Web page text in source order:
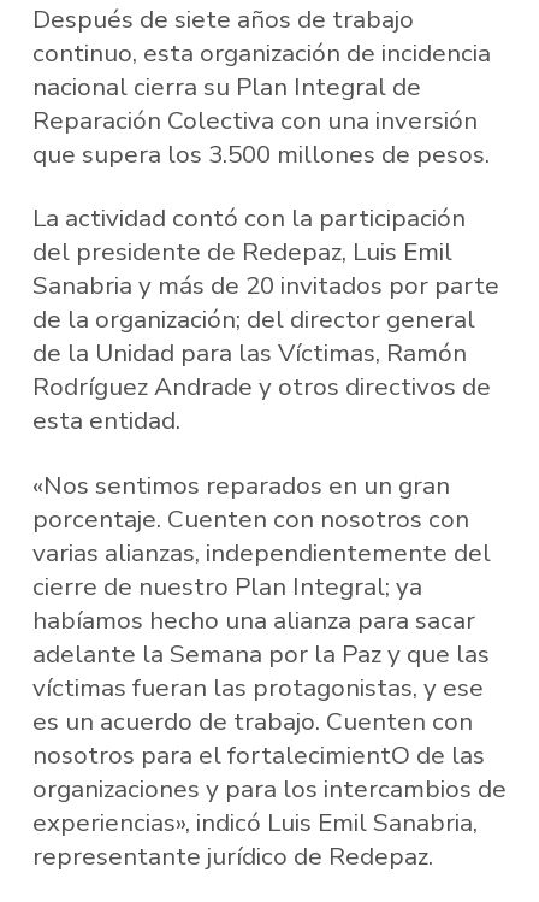
Después de siete años de trabajo
continuo, esta organización de incidencia
nacional cierra su Plan Integral de
Reparación Colectiva con una inversión
que supera los 3.500 millones de pesos.
La actividad contó con la participación
del presidente de Redepaz, Luis Emil
Sanabria y más de 20 invitados por parte
de la organización; del director general
de la Unidad para las Víctimas, Ramón
Rodríguez Andrade y otros directivos de
esta entidad.
«Nos sentimos reparados en un gran
porcentaje. Cuenten con nosotros con
varias alianzas, independientemente del
cierre de nuestro Plan Integral; ya
habíamos hecho una alianza para sacar
adelante la Semana por la Paz y que las
víctimas fueran las protagonistas, y ese
es un acuerdo de trabajo. Cuenten con
nosotros para el fortalecimientO de las
organizaciones y para los intercambios de
experiencias», indicó Luis Emil Sanabria,
representante jurídico de Redepaz.